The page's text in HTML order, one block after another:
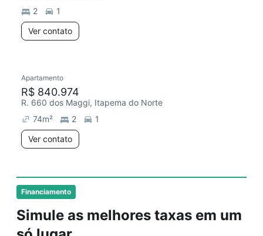
Financiamento
Simule as melhores taxas em um
2
1
Ver contato
Apartamento
R$ 840.974
R. 660 dos Maggi, Itapema do Norte
74m² 2
1
Ver contato